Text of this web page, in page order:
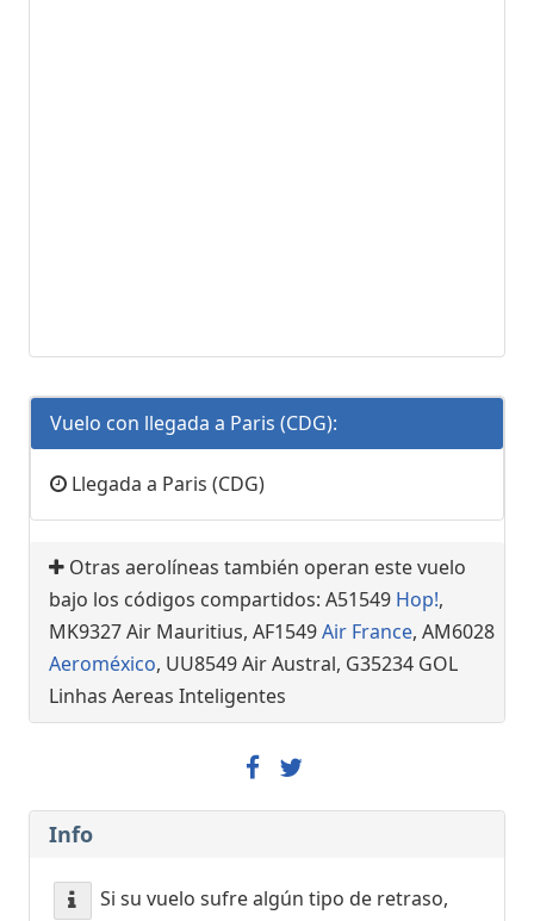
Vuelo con llegada a Paris (CDG):
Llegada a Paris (CDG)
Otras aerolíneas también operan este vuelo
bajo los códigos compartidos: A51549 Hop!,
MK9327 Air Mauritius, AF1549Air France, AM6028
Aeroméxico, UU8549 Air Austral, G35234 GOL
Linhas Aereas Inteligentes
Info
Si su vuelo sufre algún tipo de retraso,